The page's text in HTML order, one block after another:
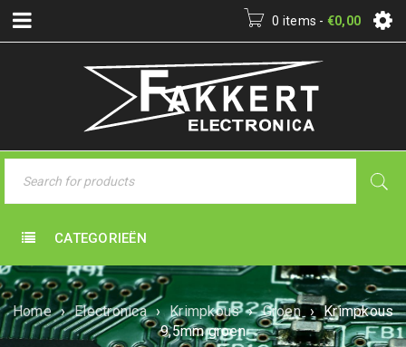
0 items - €0,00
CATEGORIEËN
Home › Electronica › Krimpkous › Groen › Krimpkous
9,5mm groen